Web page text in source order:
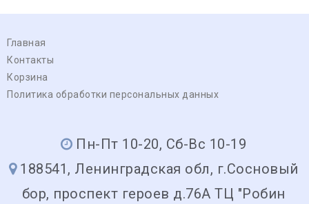
Главная
Контакты
Корзина
Политика обработки персональных данных
Пн-Пт 10-20, Сб-Вс 10-19
188541, Ленинградская обл, г.Сосновый
бор, проспект героев д.76А ТЦ "Робин